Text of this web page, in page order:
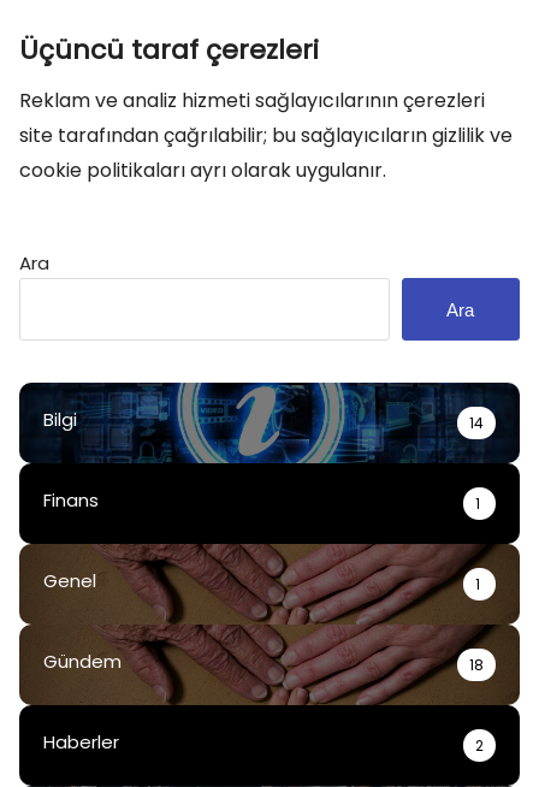
Üçüncü taraf çerezleri
Reklam ve analiz hizmeti sağlayıcılarının çerezleri
site tarafından çağrılabilir; bu sağlayıcıların gizlilik ve
cookie politikaları ayrı olarak uygulanır.
Ara
Ara
Bilgi 14
Finans 1
Genel 1
Gündem 18
Haberler 2